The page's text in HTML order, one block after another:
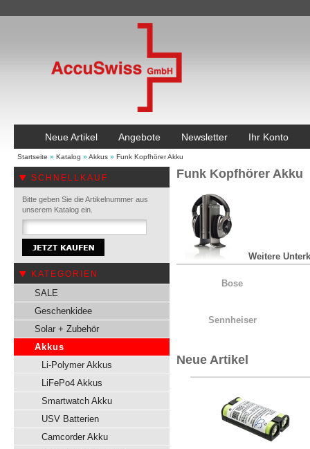
Neue Artikel Angebote Newsletter Ihr Konto
Startseite » Katalog » Akkus » Funk Kopfhörer Akku
SCHNELLKAUF
Bitte geben Sie die Artikelnummer aus
unserem Katalog ein.
KATEGORIEN
SALE
Geschenkidee
Solar + Zubehör
Akkus
Li-Polymer Akkus
LiFePo4 Akkus
Smartwatch Akku
USV Batterien
Camcorder Akku
Funk Kopfhörer Akku
Weitere
Bose
Sennheiser
Neue Artikel